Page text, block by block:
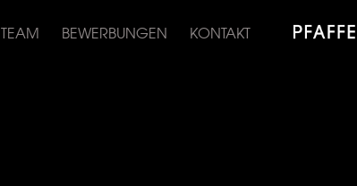
TEAM BEWERBUNGEN KONTAKT